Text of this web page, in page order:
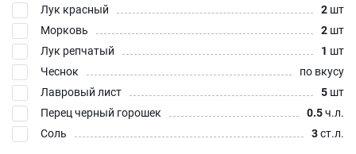
Лук красный
2 шт
Морковь
2 шт
Лук репчатый
1 шт
Чеснок
по вкусу
Лавровый лист
5 шт
Перец черный горошек
0.5ч.л.
Соль
3ст.л.